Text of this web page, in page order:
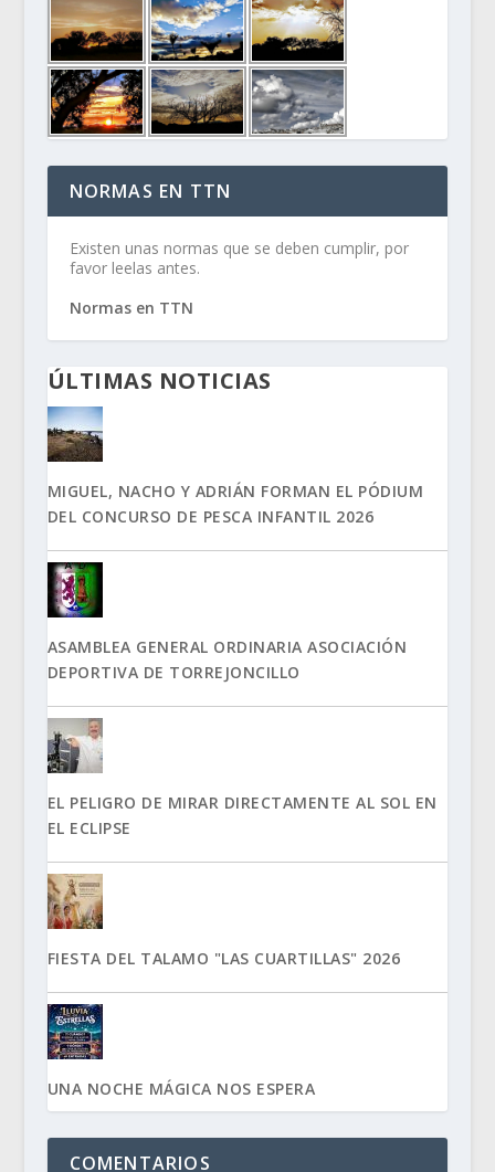
NORMAS EN TTN
Existen unas normas que se deben cumplir, por
favor leelas antes.
Normas en TTN
ÚLTIMAS NOTICIAS
MIGUEL, NACHO Y ADRIÁN FORMAN EL PÓDIUM
DEL CONCURSO DE PESCA INFANTIL 2026
ASAMBLEA GENERAL ORDINARIA ASOCIACIÓN
DEPORTIVA DE TORREJONCILLO
EL PELIGRO DE MIRAR DIRECTAMENTE AL SOL EN
EL ECLIPSE
FIESTA DEL TALAMO "LAS CUARTILLAS" 2026
UNA NOCHE MÁGICA NOS ESPERA
COMENTARIOS